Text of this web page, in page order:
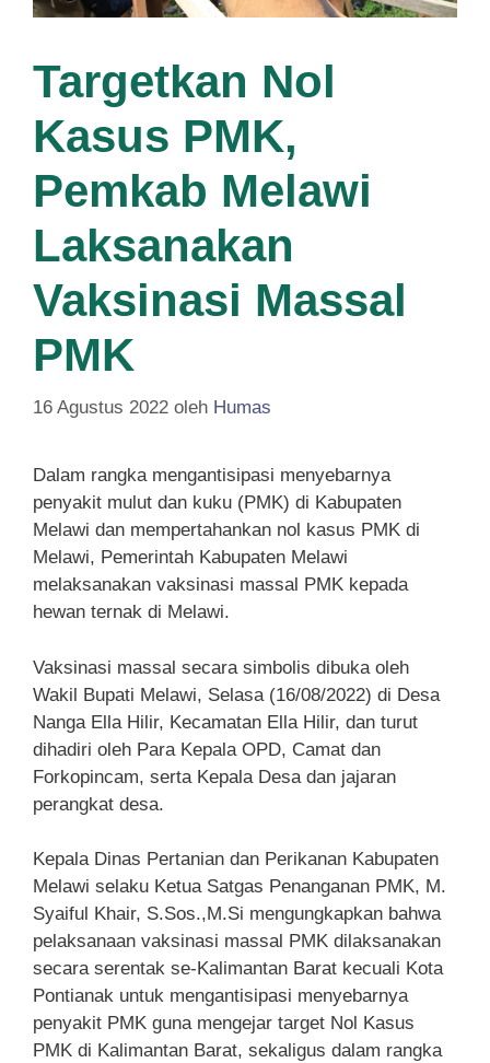
Targetkan Nol
Kasus PMK,
Pemkab Melawi
Laksanakan
Vaksinasi Massal
PMK
16 Agustus 2022 oleh Humas
Dalam rangka mengantisipasi menyebarnya
penyakit mulut dan kuku (PMK) di Kabupaten
Melawi dan mempertahankan nol kasus PMK di
Melawi, Pemerintah Kabupaten Melawi
melaksanakan vaksinasi massal PMK kepada
hewan ternak di Melawi.
Vaksinasi massal secara simbolis dibuka oleh
Wakil Bupati Melawi, Selasa (16/08/2022) di Desa
Nanga Ella Hilir, Kecamatan Ella Hilir, dan turut
dihadiri oleh Para Kepala OPD, Camat dan
Forkopincam, serta Kepala Desa dan jajaran
perangkat desa.
Kepala Dinas Pertanian dan Perikanan Kabupaten
Melawi selaku Ketua Satgas Penanganan PMK, M.
Syaiful Khair, S.Sos.,M.Si mengungkapkan bahwa
pelaksanaan vaksinasi massal PMK dilaksanakan
secara serentak se-Kalimantan Barat kecuali Kota
Pontianak untuk mengantisipasi menyebarnya
penyakit PMK guna mengejar target Nol Kasus
PMK di Kalimantan Barat, sekaligus dalam rangka